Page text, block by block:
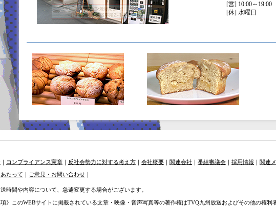
[営] 10:00～19:00
[休] 水曜日
｜ コンプライアンス憲章 ｜ 反社会勢力に対する考え方 ｜ 会社概要 ｜ 関連会社 ｜ 番組審議会 ｜ 採用情報 ｜ 関連
たって ｜ ご意見・お問い合わせ ｜
時間や内容について、急遽変更する場合がございます。
項》このWEBサイトに掲載されている文章・映像・音声写真等の著作権はTVQ九州放送およびその他の権